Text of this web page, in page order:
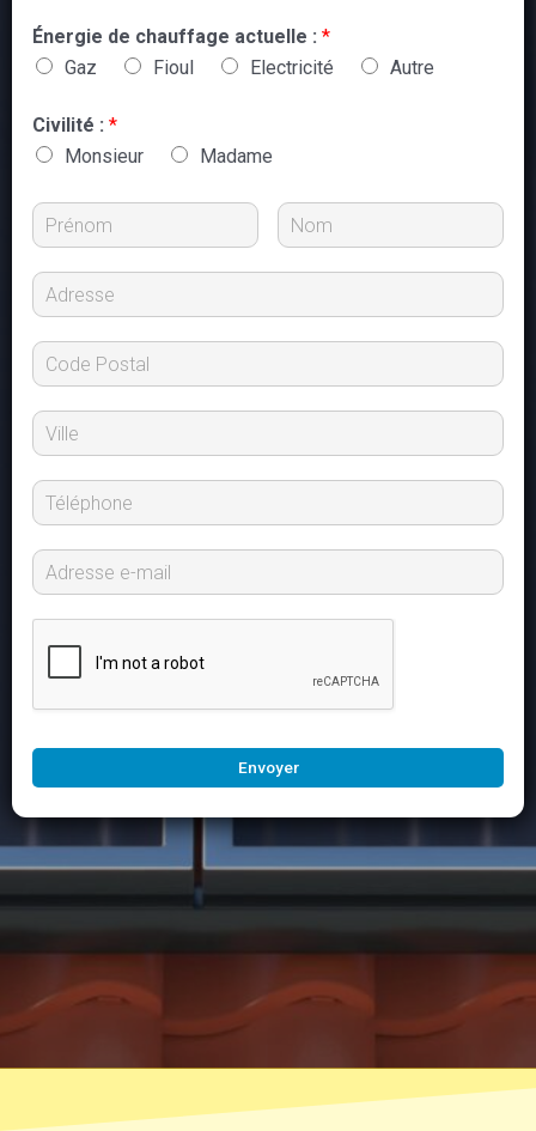
Énergie de chauffage actuelle : *
Gaz
Fioul Electricité Autre
Civilité : *
Monsieur
Madame
Envoyer